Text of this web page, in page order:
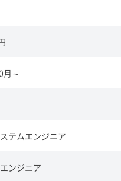
～
テムエンジニア
ンジニア